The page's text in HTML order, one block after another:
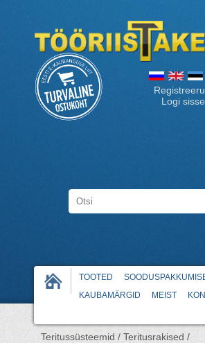
Registreeru
Logi sisse
TOOTED
KAUBAMÄRGID
MEIST
Teritussüsteemid / Teritusrakised /